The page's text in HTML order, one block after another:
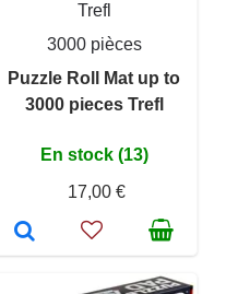
Trefl
3000 pièces
Puzzle Roll Mat up to
3000 pieces Trefl
En stock (13)
17,00 €